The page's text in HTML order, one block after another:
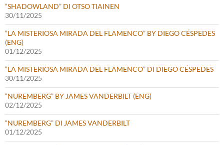
“SHADOWLAND” DI OTSO TIAINEN
30/11/2025
“LA MISTERIOSA MIRADA DEL FLAMENCO” BY DIEGO CÉSPEDES
(ENG)
01/12/2025
“LA MISTERIOSA MIRADA DEL FLAMENCO” DI DIEGO CÉSPEDES
30/11/2025
“NUREMBERG” BY JAMES VANDERBILT (ENG)
02/12/2025
“NUREMBERG” DI JAMES VANDERBILT
01/12/2025